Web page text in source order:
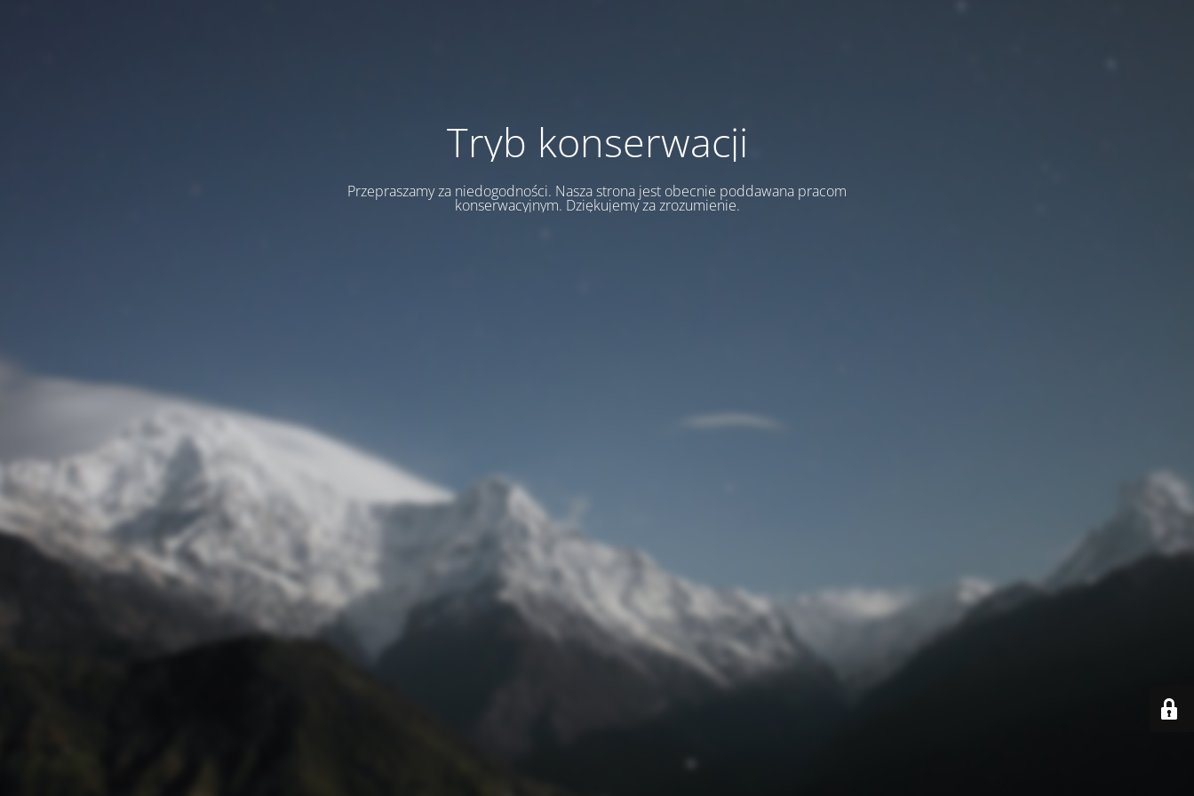
Tryb konserwacji
Przepraszamy za niedogodności. Nasza strona jest obecnie poddawana pracom
konserwacyjnym. Dziękujemy za zrozumienie.